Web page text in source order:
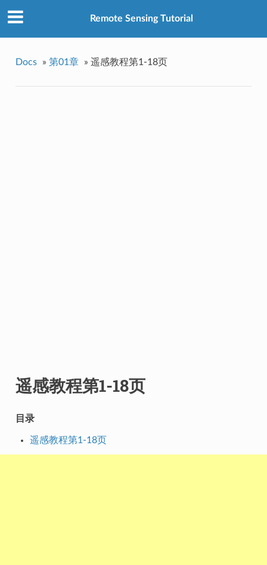
Remote Sensing Tutorial
Docs » 第01章 » 遥感教程第1-18页
遥感教程第1-18页
目录
遥感教程第1-18页